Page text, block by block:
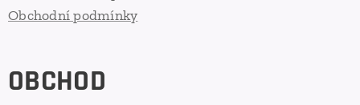
Obchodní podmínky
OBCHOD